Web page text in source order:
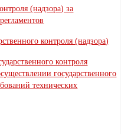
(надзора) за
контроля (надзора)
контроля
государственного
технических